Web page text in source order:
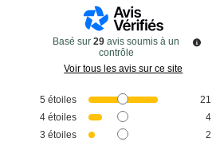
Basé sur29 avis soumis à un
contrôle
Voir tous les avis sur ce site
5 étoiles
21
4 étoiles
4
3 étoiles
2